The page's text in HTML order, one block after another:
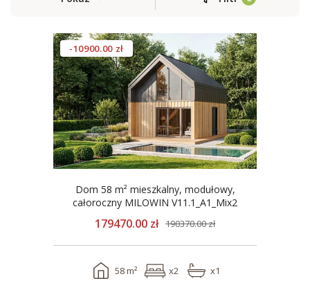
-10900.00 zł
Dom 58 m² mieszkalny, modułowy,
całoroczny MILOWIN V11.1_A1_Mix2
179470.00 zł 190370.00 zł
58 m² x2 x1